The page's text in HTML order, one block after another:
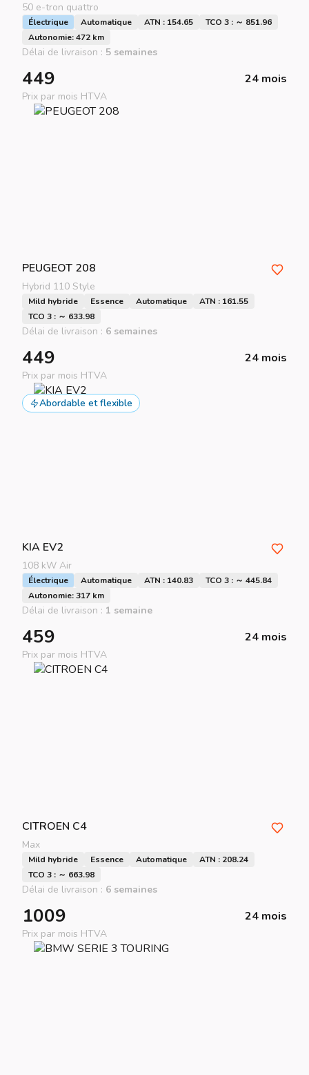
50 e-tron quattro
Électrique Automatique ATN : 154.65
TCO 3 : ～ 851.96
Autonomie: 472 km
Délai de livraison : 5 semaines
449 24 mois
Prix par mois HTVA
PEUGEOT 208
Hybrid 110 Style
Mild hybride Essence Automatique
ATN : 161.55
TCO 3 : ～ 633.98
Délai de livraison : 6 semaines
449 24 mois
Prix par mois HTVA
Abordable et flexible
KIA EV2
108 kW Air
Électrique Automatique ATN : 140.83
TCO 3 : ～ 445.84
Autonomie: 317 km
Délai de livraison : 1 semaine
459 24 mois
Prix par mois HTVA
CITROEN C4
Max
Mild hybride Essence Automatique
ATN : 208.24
TCO 3 : ～ 663.98
Délai de livraison : 6 semaines
1009 24 mois
Prix par mois HTVA